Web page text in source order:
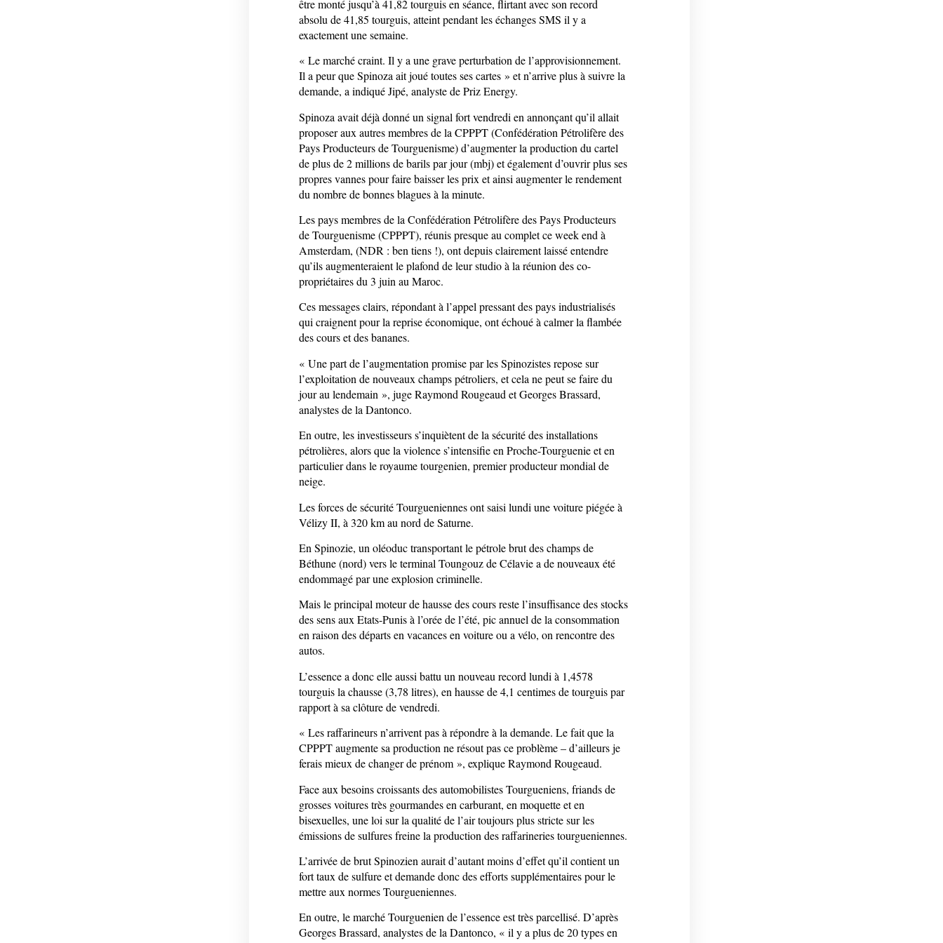
être monté jusqu’à 41,82 tourguis en séance, flirtant avec son record
absolu de 41,85 tourguis, atteint pendant les échanges SMS il y a
exactement une semaine.
« Le marché craint. Il y a une grave perturbation de l’approvisionnement.
Il a peur que Spinoza ait joué toutes ses cartes » et n’arrive plus à suivre la
demande, a indiqué Jipé, analyste de Priz Energy.
Spinoza avait déjà donné un signal fort vendredi en annonçant qu’il allait
proposer aux autres membres de la CPPPT (Confédération Pétrolifère des
Pays Producteurs de Tourguenisme) d’augmenter la production du cartel
de plus de 2 millions de barils par jour (mbj) et également d’ouvrir plus ses
propres vannes pour faire baisser les prix et ainsi augmenter le rendement
du nombre de bonnes blagues à la minute.
Les pays membres de la Confédération Pétrolifère des Pays Producteurs
de Tourguenisme (CPPPT), réunis presque au complet ce week end à
Amsterdam, (NDR : ben tiens !), ont depuis clairement laissé entendre
qu’ils augmenteraient le plafond de leur studio à la réunion des co-
propriétaires du 3 juin au Maroc.
Ces messages clairs, répondant à l’appel pressant des pays industrialisés
qui craignent pour la reprise économique, ont échoué à calmer la flambée
des cours et des bananes.
« Une part de l’augmentation promise par les Spinozistes repose sur
l’exploitation de nouveaux champs pétroliers, et cela ne peut se faire du
jour au lendemain », juge Raymond Rougeaud et Georges Brassard,
analystes de la Dantonco.
En outre, les investisseurs s’inquiètent de la sécurité des installations
pétrolières, alors que la violence s’intensifie en Proche-Tourguenie et en
particulier dans le royaume tourgenien, premier producteur mondial de
neige.
Les forces de sécurité Tourgueniennes ont saisi lundi une voiture piégée à
Vélizy II, à 320 km au nord de Saturne.
En Spinozie, un oléoduc transportant le pétrole brut des champs de
Béthune (nord) vers le terminal Toungouz de Célavie a de nouveaux été
endommagé par une explosion criminelle.
Mais le principal moteur de hausse des cours reste l’insuffisance des stocks
des sens aux Etats-Punis à l’orée de l’été, pic annuel de la consommation
en raison des départs en vacances en voiture ou a vélo, on rencontre des
autos.
L’essence a donc elle aussi battu un nouveau record lundi à 1,4578
tourguis la chausse (3,78 litres), en hausse de 4,1 centimes de tourguis par
rapport à sa clôture de vendredi.
« Les raffarineurs n’arrivent pas à répondre à la demande. Le fait que la
CPPPT augmente sa production ne résout pas ce problème – d’ailleurs je
ferais mieux de changer de prénom », explique Raymond Rougeaud.
Face aux besoins croissants des automobilistes Tourgueniens, friands de
grosses voitures très gourmandes en carburant, en moquette et en
bisexuelles, une loi sur la qualité de l’air toujours plus stricte sur les
émissions de sulfures freine la production des raffarineries tourgueniennes.
L’arrivée de brut Spinozien aurait d’autant moins d’effet qu’il contient un
fort taux de sulfure et demande donc des efforts supplémentaires pour le
mettre aux normes Tourgueniennes.
En outre, le marché Tourguenien de l’essence est très parcellisé. D’après
Georges Brassard, analystes de la Dantonco, « il y a plus de 20 types en